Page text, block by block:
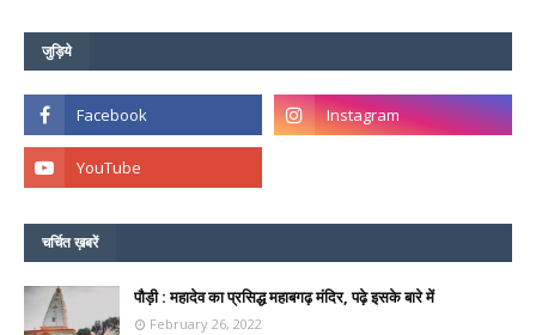
जुड़िये
चर्चित ख़बरें
पौड़ी : महादेव का प्रसिद्ध महाबगढ़ मंदिर, पढ़े इसके बारे में
February 26, 2022